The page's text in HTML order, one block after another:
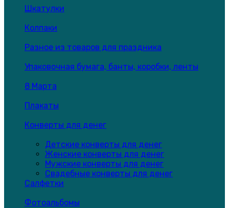
Шкатулки
Колпаки
Разное из товаров для праздника
Упаковочная бумага, банты, коробки, ленты
8 Марта
Плакаты
Конверты для денег
Детские конверты для денег
Женские конверты для денег
Мужские конверты для денег
Свадебные конверты для денег
Салфетки
Фотоальбомы